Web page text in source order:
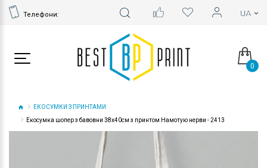
Телефони:
0
ЕКОСУМКИ З ПРИНТАМИ
Екосумка шопер з бавовни 38х40см з принтом Намотую нерви - 2413